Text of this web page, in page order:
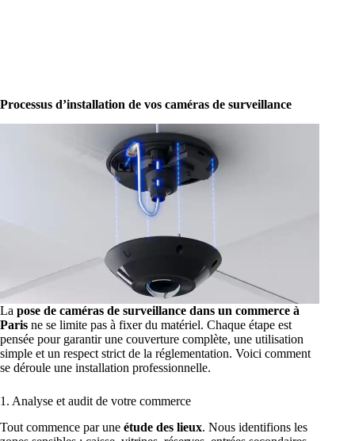
Processus d’installation de vos caméras de surveillance
La pose de caméras de surveillance dans un commerce à
Paris ne se limite pas à fixer du matériel. Chaque étape est
pensée pour garantir une couverture complète, une utilisation
simple et un respect strict de la réglementation. Voici comment
se déroule une installation professionnelle.
1. Analyse et audit de votre commerce
Tout commence par une étude des lieux. Nous identifions les